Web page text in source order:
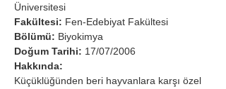
Üniversitesi
Fakültesi: Fen-Edebiyat Fakültesi
Bölümü: Biyokimya
Doğum Tarihi: 17/07/2006
Hakkında:
Küçüklüğünden beri hayvanlara karşı özel